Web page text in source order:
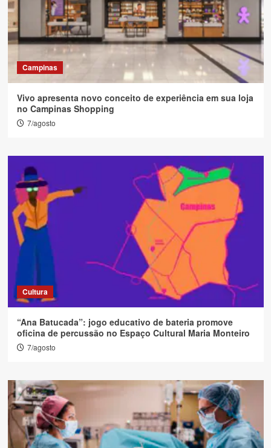
Campinas
Vivo apresenta novo conceito de experiência em sua loja
no Campinas Shopping
7/agosto
Cultura
“Ana Batucada”: jogo educativo de bateria promove
oficina de percussão no Espaço Cultural Maria Monteiro
7/agosto